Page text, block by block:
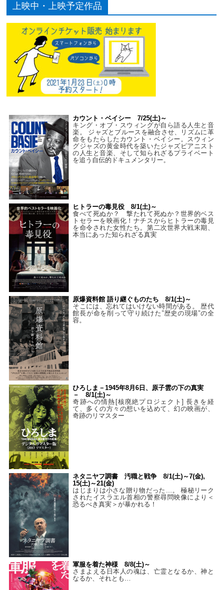
上映中・上映予定作品
カウント・ベイシー 7/25(土)～
キング・オブ・スウィングが自ら語る人生と音
楽。 ジャズとブルースを融合させ、リズムに革
命をもたらしたカウント・ベイシー。スウィン
グジャズの黄金時代を築いたジャズピアニスト
の人生と音楽、そして知られざるプライベート
を追う自伝的ドキュメンタリー。
ヒトラーの毒見役 8/1(土)～
食べて死ぬか？ 撃たれて死ぬか？世界的ベス
トセラーを映画化！ナチスからヒトラーの毒見
を命令された女性たち。第二次世界大戦末期、
本当にあった知られざる真実
原爆資料館 語り継ぐものたち 8/1(土)～
そこには、忘れてはいけない時間がある。 歴代
館長が命を削って守り続けた”歴史の現場”の全
容。
ひろしま－1945年8月6日、原子雲の下の真実
－ 8/1(土)～
奇跡への情熱[核廃絶プロジェクト] 長きを経
て、多くの方々の想いを込めて、幻の映画が、
奇跡のリマスター
ネタニヤフ調書 汚職と戦争 8/1(土)～7(金),
15(土)～21(金)
はじまりは小さな贈り物だった…。 極秘リーク
されたイスラエル首相の警察尋問映像により＜
恐るべき真実＞が暴かれる！
軍服を着た神様 8/8(土)～
さまよえる日本人の魂は、亡霊となるか、神と
なるか、それとも…